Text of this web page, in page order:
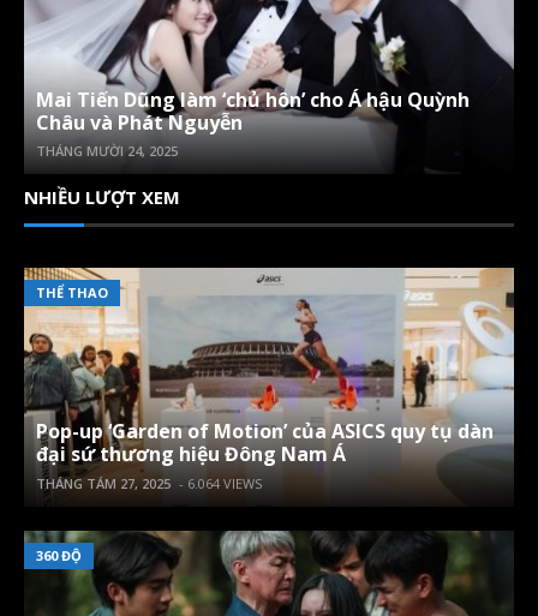
Mai Tiến Dũng làm ‘chủ hôn’ cho Á hậu Quỳnh
Châu và Phát Nguyễn
THÁNG MƯỜI 24, 2025
NHIỀU LƯỢT XEM
THỂ THAO
Pop-up ‘Garden of Motion’ của ASICS quy tụ dàn
đại sứ thương hiệu Đông Nam Á
THÁNG TÁM 27, 2025 - 6.064 VIEWS
360 ĐỘ